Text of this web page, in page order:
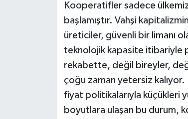
Kooperatifler sadece
başlamıştır. Vahşi
üreticiler, güvenli bir limanı
teknolojik kapasite itibariyle
rekabette, değil bireyler,
çoğu zaman yetersiz
fiyat politikalarıyla küçükleri
boyutlara ulaşan bu durum,